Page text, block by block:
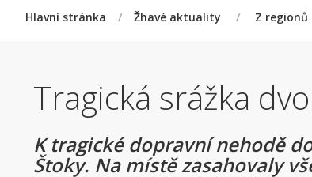
Hlavní stránka / Žhavé aktuality / Z regionů
Tragická srážka
K tragické dopravní nehodě
Štoky. Na místě zasahovaly